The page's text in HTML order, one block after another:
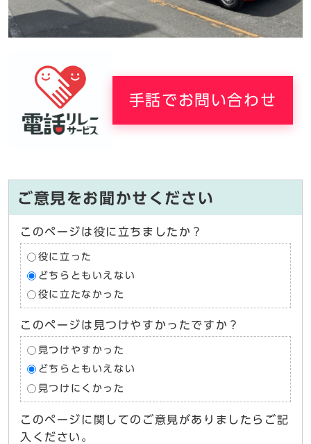
手話でお問い合わせ
ご意見をお聞かせください
このページは役に立ちましたか？
役に立った
どちらともいえない
役に立たなかった
このページは見つけやすかったですか？
見つけやすかった
どちらともいえない
見つけにくかった
このページに関してのご意見がありましたらご記
入ください。